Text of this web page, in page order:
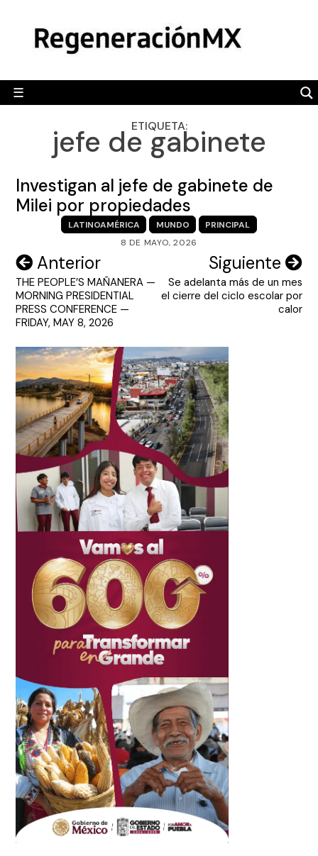
content
☰
POLÍTICA
CAMALEÓN
OPINIÓN
ENGLISH SECTION
VIDEOS
ETIQUETA:
jefe de gabinete
Investigan al jefe de gabinete de
Milei por propiedades
LATINOAMÉRICA MUNDO
PRINCIPAL
8 DE MAYO, 2026
Navegación
de
entradas
Anterior
THE PEOPLE’S MAÑANERA —
MORNING PRESIDENTIAL
PRESS CONFERENCE —
FRIDAY, MAY 8, 2026
Siguiente
Se adelanta más de un mes
el cierre del ciclo escolar por
calor